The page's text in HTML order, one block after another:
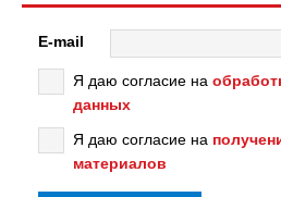
E-mail
Я даю согласие на
данных
Я даю согласие на
материалов